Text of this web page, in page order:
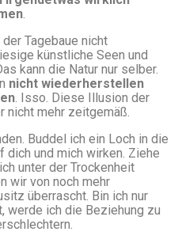
.
Tagebaue nicht
künstliche Seen und
kann die Natur nur selber.
nicht wiederherstellen
. Isso. Diese Illusion der
nicht mehr zeitgemäß.
Buddel ich ein Loch in die
und mich wirken. Ziehe
unter der Trockenheit
wir von noch mehr
überrascht. Bin ich nur
werde ich die Beziehung zu